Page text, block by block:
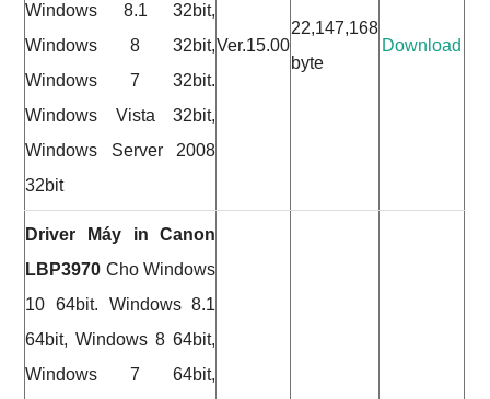
Windows 8.1 32bit,
Windows 8 32bit,
Windows 7 32bit.
Windows Vista 32bit,
Windows Server 2008
32bit
Ver.15.00
22,147,168
byte
Download
Driver Máy in Canon
LBP3970 Cho Windows
10 64bit. Windows 8.1
64bit, Windows 8 64bit,
Windows 7 64bit,